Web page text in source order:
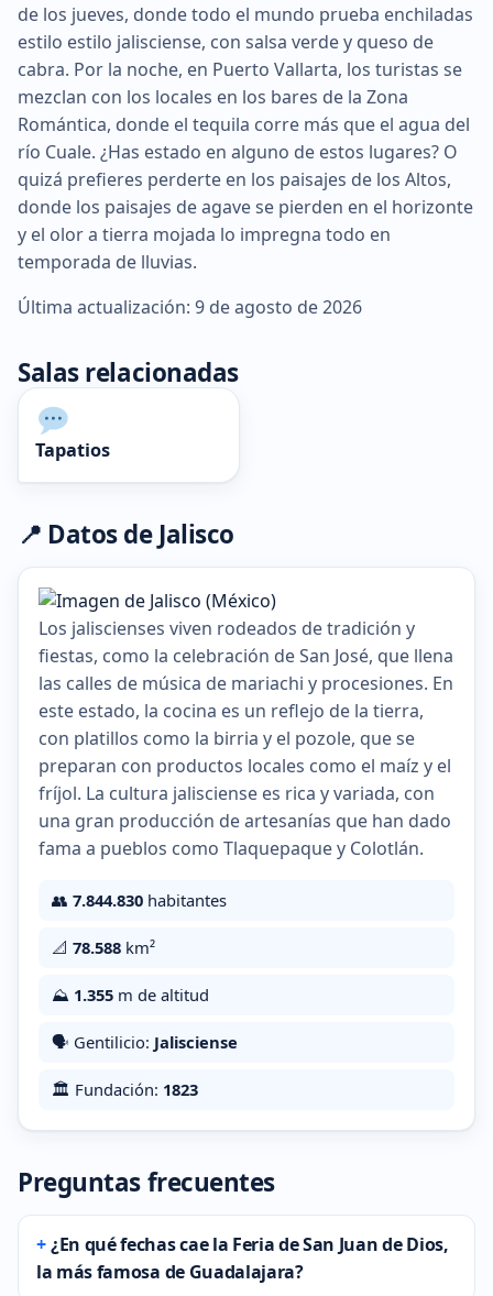
de los jueves, donde todo el mundo prueba enchiladas
estilo estilo jalisciense, con salsa verde y queso de
cabra. Por la noche, en Puerto Vallarta, los turistas se
mezclan con los locales en los bares de la Zona
Romántica, donde el tequila corre más que el agua del
río Cuale. ¿Has estado en alguno de estos lugares? O
quizá prefieres perderte en los paisajes de los Altos,
donde los paisajes de agave se pierden en el horizonte
y el olor a tierra mojada lo impregna todo en
temporada de lluvias.
Última actualización: 9 de agosto de 2026
Salas relacionadas
Tapatios
📍 Datos de Jalisco
Los jaliscienses viven rodeados de tradición y
fiestas, como la celebración de San José, que llena
las calles de música de mariachi y procesiones. En
este estado, la cocina es un reflejo de la tierra,
con platillos como la birria y el pozole, que se
preparan con productos locales como el maíz y el
fríjol. La cultura jalisciense es rica y variada, con
una gran producción de artesanías que han dado
fama a pueblos como Tlaquepaque y Colotlán.
👥 7.844.830 habitantes
📐 78.588 km²
⛰️ 1.355 m de altitud
🗣️ Gentilicio: Jalisciense
🏛️ Fundación: 1823
Preguntas frecuentes
¿En qué fechas cae la Feria de San Juan de Dios,
la más famosa de Guadalajara?